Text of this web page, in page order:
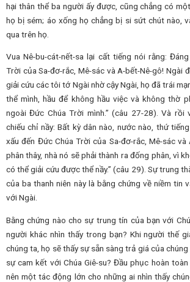
hại thân thể ba người ấy được, cũng chẳng có
họ bị sém; áo xống họ chẳng bị si sứt chút nào,
qua trên họ.
Vua Nê-bu-cát-nết-sa lại cất tiếng nói rằng:
Trời của Sa-đơ-rắc, Mê-sác và A-bết-Nê-gô! Ngài
giải cứu các tôi tớ Ngài nhờ cậy Ngài, họ đã trái
thể mình, hầu để không hầu việc và không thờ
ngoài Đức Chúa Trời mình.” (câu 27-28). Và rồi
chiếu chỉ nầy: Bất kỳ dân nào, nước nào, thứ
xấu đến Đức Chúa Trời của Sa-đơ-rắc, Mê-sác
phân thây, nhà nó sẽ phải thành ra đống phân, vì
có thể giải cứu được thể nầy.” (câu 29). Sự trung
của ba thanh niên này là bằng chứng về niềm tin
với Ngài.
Bằng chứng nào cho sự trung tín của bạn với
người khác nhìn thấy trong bạn? Khi người thế
chúng ta, họ sẽ thấy sự sẵn sàng trả giá của
sự cam kết với Chúa Giê-su? Đầu phục hoàn
nên một tác động lớn cho những ai nhìn thấy